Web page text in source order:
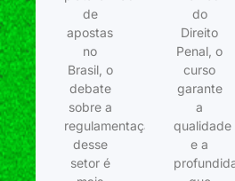
de
apostas
no
Brasil, o
debate
sobre a
regulamentação
desse
setor é
do
Direito
Penal, o
curso
garante
a
qualidade
e a